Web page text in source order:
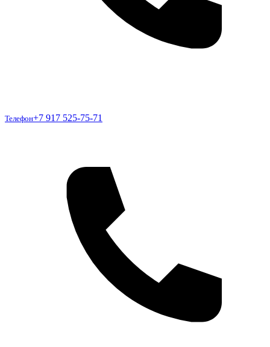
Телефон
Телефон+7 917 525-75-71